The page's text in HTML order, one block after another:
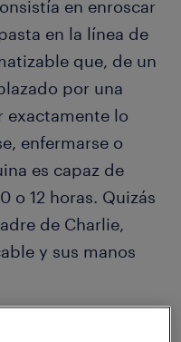
en enroscar
en la línea de
que, de un
por una
exactamente lo
enfermarse o
es capaz de
o 12 horas. Quizás
de Charlie,
y sus manos